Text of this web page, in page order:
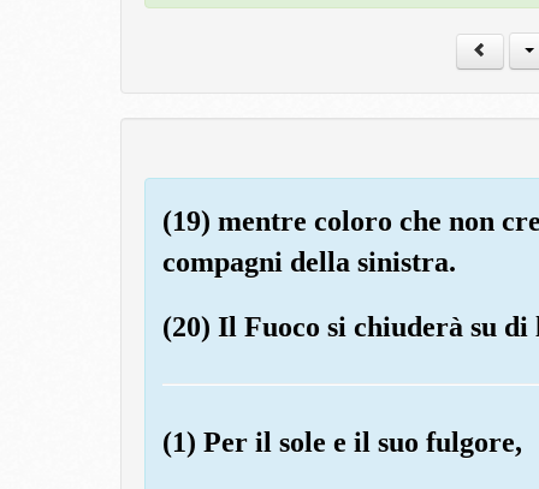
(19) mentre coloro che non
compagni della sinistra.
(20) Il Fuoco si chiuderà su di
(1) Per il sole e il suo fulgore,